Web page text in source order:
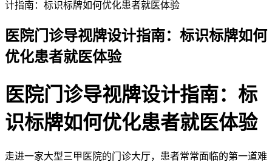
计指南：标识标牌如何优化患者就医体验
医院门诊导视牌设计指南：标识标牌如何
优化患者就医体验
2026-06-01 18:45:58
医院门诊导视牌设计指南：标
识标牌如何优化患者就医体验
走进一家大型三甲医院的门诊大厅，患者常常面临的第一道难